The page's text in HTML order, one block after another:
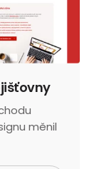
měnil